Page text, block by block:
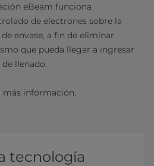
eBeam funciona
de electrones sobre la
envase, a fin de eliminar
que pueda llegar a ingresar
llenado.
más información.
tecnología